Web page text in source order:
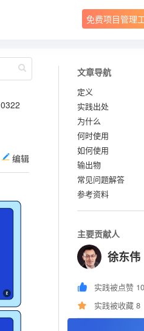
免费项目管理
编辑
文章导航
定义
实践出处
为什么
何时使用
如何使用
输出物
常见问题解答
参考资料
主要贡献人
徐东伟
实践被点赞
实践被收藏 8